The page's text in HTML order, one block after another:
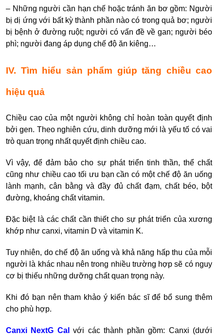
– Những người cần hạn chế hoặc tránh ăn bơ gồm: Người
bị dị ứng với bất kỳ thành phần nào có trong quả bơ; người
bị bệnh ở đường ruột; người có vấn đề về gan; người béo
phì; người đang áp dụng chế độ ăn kiêng…
IV. Tìm hiểu sản phẩm giúp tăng chiều cao
hiệu quả
Chiều cao của một người không chỉ hoàn toàn quyết định
bởi gen. Theo nghiên cứu, dinh dưỡng mới là yếu tố có vai
trò quan trọng nhất quyết định chiều cao.
Vì vậy, để đảm bảo cho sự phát triển tinh thần, thể chất
cũng như chiều cao tối ưu bạn cần có một chế độ ăn uống
lành mạnh, cân bằng và đầy đủ chất đạm, chất béo, bột
đường, khoáng chất vitamin.
Đặc biệt là các chất cần thiết cho sự phát triển của xương
khớp như canxi, vitamin D và vitamin K.
Tuy nhiên, do chế độ ăn uống và khả năng hấp thu của mỗi
người là khác nhau nên trong nhiều trường hợp sẽ có nguy
cơ bị thiếu những dưỡng chất quan trọng này.
Khi đó bạn nên tham khảo ý kiến bác sĩ để bổ sung thêm
cho phù hợp.
Canxi NextG Cal
với các thành phần gồm: Canxi (dưới